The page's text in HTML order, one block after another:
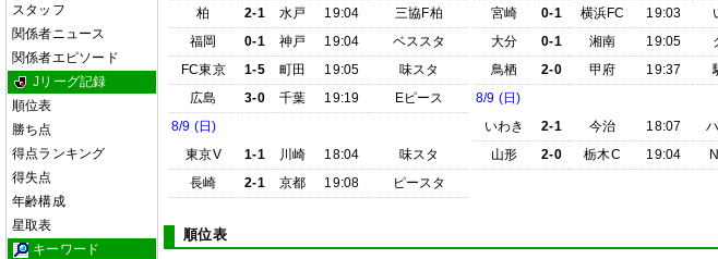
スタッフ
関係者ニュース
関係者エピソード
Jリーグ記録
順位表
勝ち点
得点ランキング
得失点
年齢構成
星取表
キーワード
柏
2-1 水戸 19:04
三協F柏
福岡
0-1 神戸 19:04
ベススタ
FC東京
1-5 町田 19:05
味スタ
広島
3-0 千葉 19:19
Eピース
8/9 (日)
東京V
1-1 川崎 18:04
味スタ
長崎
2-1 京都 19:08 ピースタ
宮崎
0-1 横浜FC 19:03
大分
0-1 湘南 19:05
鳥栖
2-0 甲府 19:37
8/9 (日)
いわき
2-1 今治 18:07
山形
2-0 栃木C 19:04
順位表